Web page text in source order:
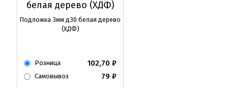
Подложка 3мм д30 белая дерево
(ХДФ)
Розница 102,70 ₽
Самовывоз 79 ₽